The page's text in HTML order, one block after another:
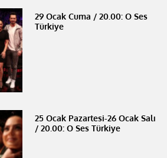
29 Ocak Cuma / 20.00: O Ses
Türkiye
25 Ocak Pazartesi-26 Ocak Salı
/ 20.00: O Ses Türkiye